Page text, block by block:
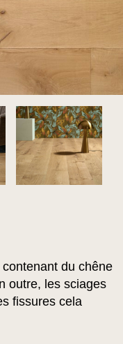
du chêne
outre, les sciages
fissures cela